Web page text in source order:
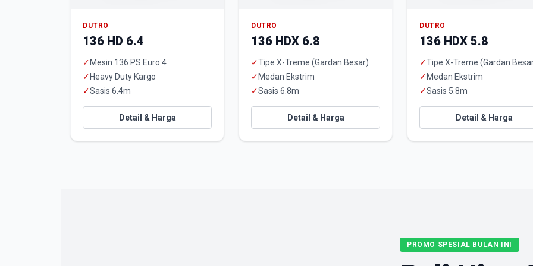
DUTRO
136 HD 6.4
✓ Mesin 136 PS Euro 4
✓ Heavy Duty Kargo
✓Sasis 6.4m
Detail & Harga
DUTRO
136 HDX 6.8
✓Tipe X-Treme (Gardan Besar)
✓ Medan Ekstrim
✓Sasis 6.8m
Detail & Harga
DUTRO
136 HDX 5.8
✓Tipe X-Treme (Gardan
✓ Medan Ekstrim
✓Sasis 5.8m
Detail & Harga
PROMO SPESIAL BULAN INI